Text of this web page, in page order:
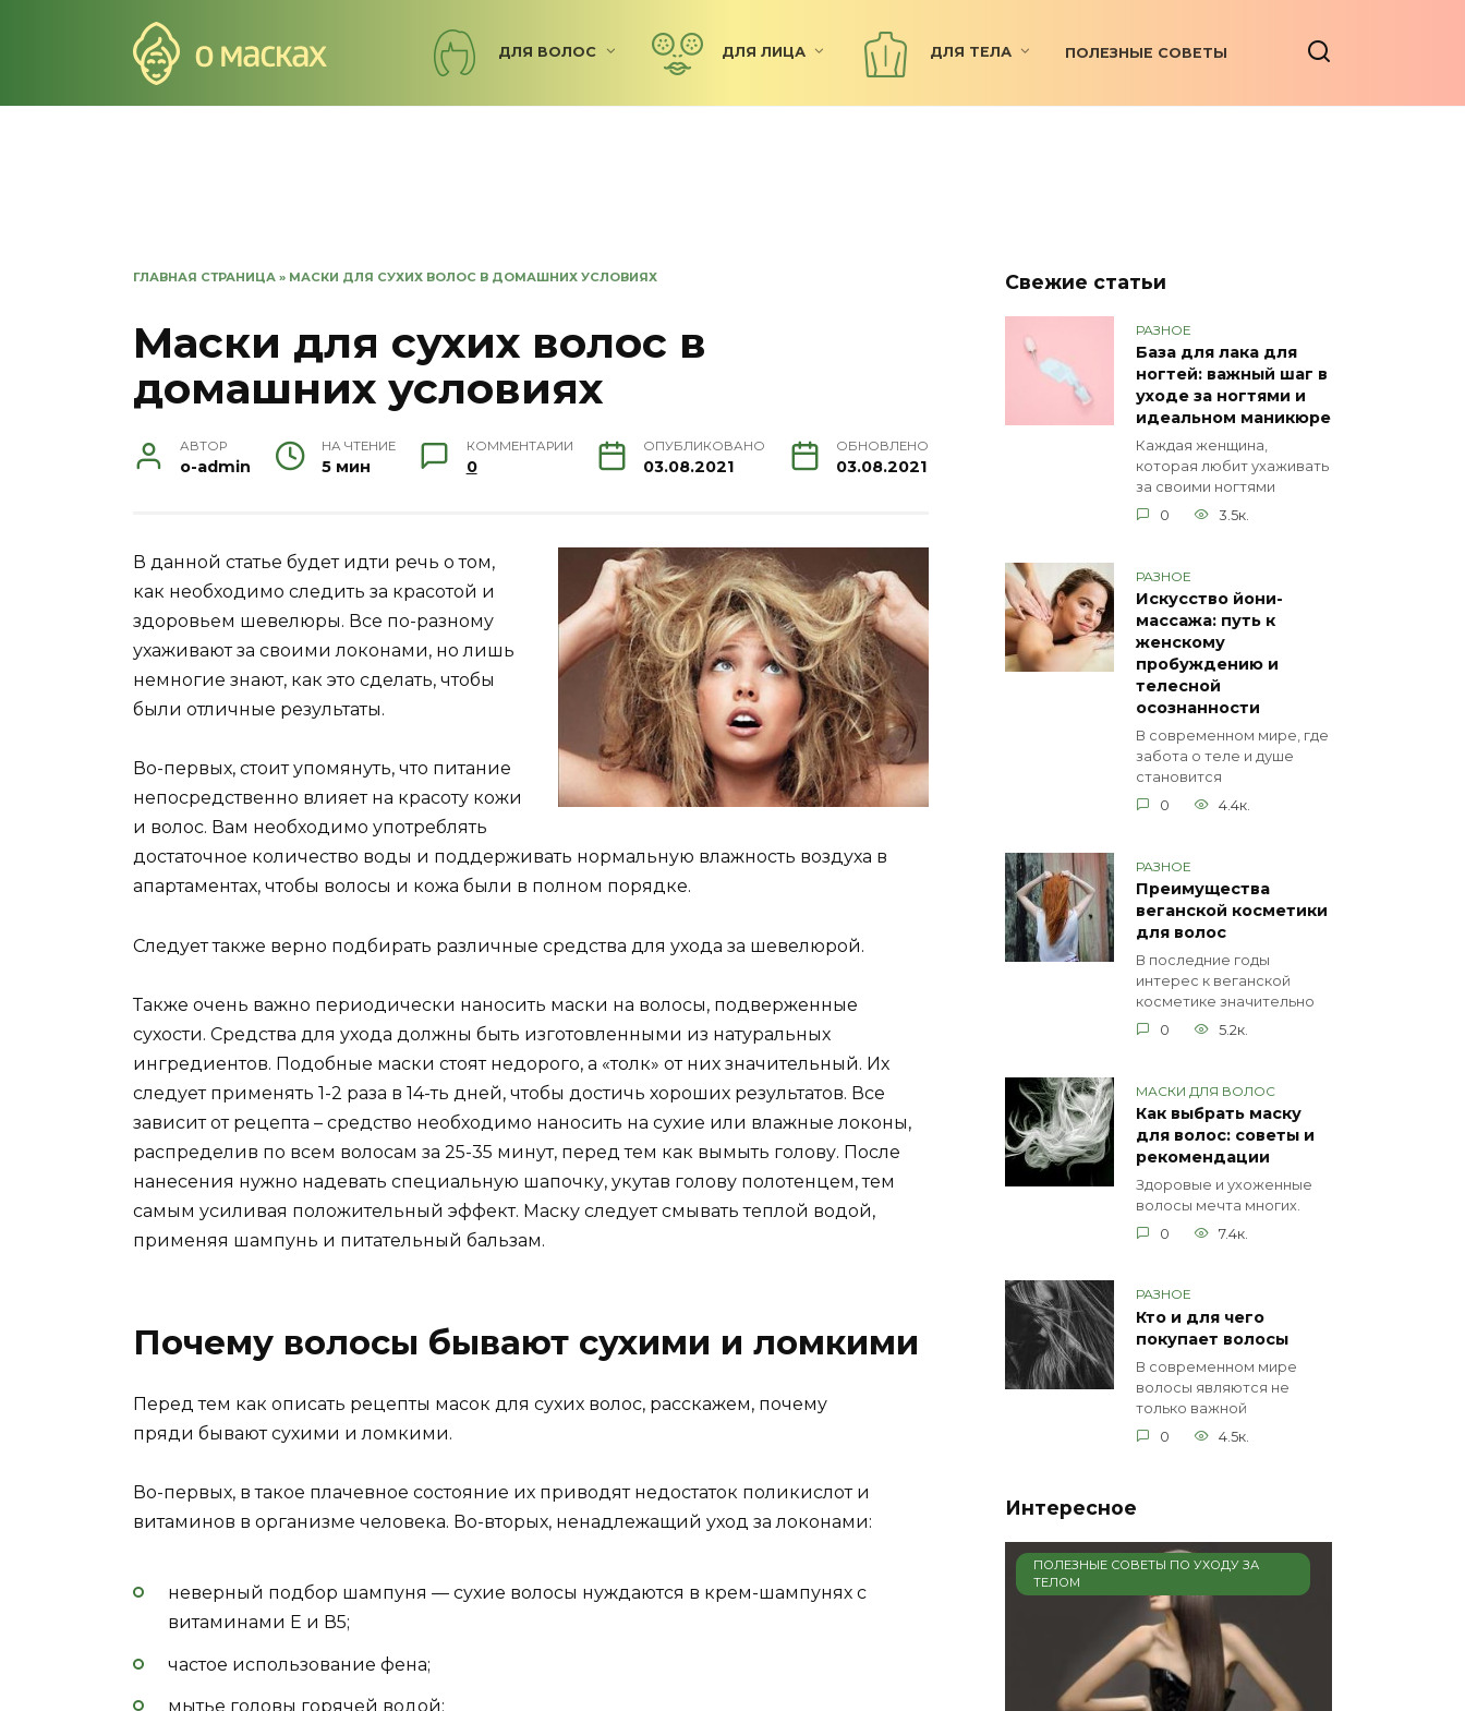
ДЛЯ ВОЛОС ДЛЯ ЛИЦА ДЛЯ ТЕЛА ПОЛЕЗНЫЕ СОВЕТЫ
ГЛАВНАЯ СТРАНИЦА » МАСКИ ДЛЯ СУХИХ ВОЛОС В ДОМАШНИХ УСЛОВИЯХ
Маски для сухих волос в
домашних условиях
АВТОР
o-admin
НА ЧТЕНИЕ
5 мин
КОММЕНТАРИИ
0
ОПУБЛИКОВАНО
03.08.2021
ОБНОВЛЕНО
03.08.2021
В данной статье будет идти речь о том,
как необходимо следить за красотой и
здоровьем шевелюры. Все по-разному
ухаживают за своими локонами, но лишь
немногие знают, как это сделать, чтобы
были отличные результаты.
Во-первых, стоит упомянуть, что питание
непосредственно влияет на красоту кожи
и волос. Вам необходимо употреблять
достаточное количество воды и поддерживать нормальную влажность воздуха в
апартаментах, чтобы волосы и кожа были в полном порядке.
Следует также верно подбирать различные средства для ухода за шевелюрой.
Также очень важно периодически наносить маски на волосы, подверженные
сухости. Средства для ухода должны быть изготовленными из натуральных
ингредиентов. Подобные маски стоят недорого, а «толк» от них значительный. Их
следует применять 1-2 раза в 14-ть дней, чтобы достичь хороших результатов. Все
зависит от рецепта – средство необходимо наносить на сухие или влажные локоны,
распределив по всем волосам за 25-35 минут, перед тем как вымыть голову. После
нанесения нужно надевать специальную шапочку, укутав голову полотенцем, тем
самым усиливая положительный эффект. Маску следует смывать теплой водой,
применяя шампунь и питательный бальзам.
Почему волосы бывают сухими и ломкими
Перед тем как описать рецепты масок для сухих волос, расскажем, почему
пряди бывают сухими и ломкими.
Во-первых, в такое плачевное состояние их приводят недостаток поликислот и
витаминов в организме человека. Во-вторых, ненадлежащий уход за локонами:
неверный подбор шампуня — сухие волосы нуждаются в крем-шампунях с
витаминами Е и В5;
частое использование фена;
мытье головы горячей водой;
Свежие статьи
РАЗНОЕ
База для лака для
ногтей: важный шаг в
уходе за ногтями и
идеальном маникюре
Каждая женщина,
которая любит ухаживать
за своими ногтями
0
3.5к.
РАЗНОЕ
Искусство йони-
массажа: путь к
женскому
пробуждению и
телесной
осознанности
В современном мире, где
забота о теле и душе
становится
0
4.4к.
РАЗНОЕ
Преимущества
веганской косметики
для волос
В последние годы
интерес к веганской
косметике значительно
0
5.2к.
МАСКИ ДЛЯ ВОЛОС
Как выбрать маску
для волос: советы и
рекомендации
Здоровые и ухоженные
волосы мечта многих.
0
7.4к.
РАЗНОЕ
Кто и для чего
покупает волосы
В современном мире
волосы являются не
только важной
0
4.5к.
Интересное
ПОЛЕЗНЫЕ СОВЕТЫ ПО УХОДУ ЗА
ТЕЛОМ